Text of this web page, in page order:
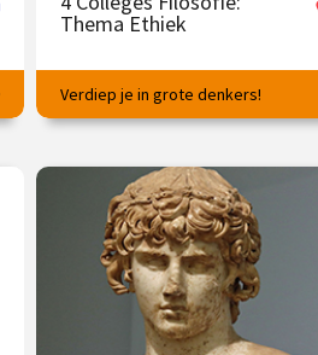
Thema Ethiek
Hoe op de juiste manier te handelen?
€ 145.00 vanaf 16 feb.
Op locatie of online
Verdiep je in grote denkers!